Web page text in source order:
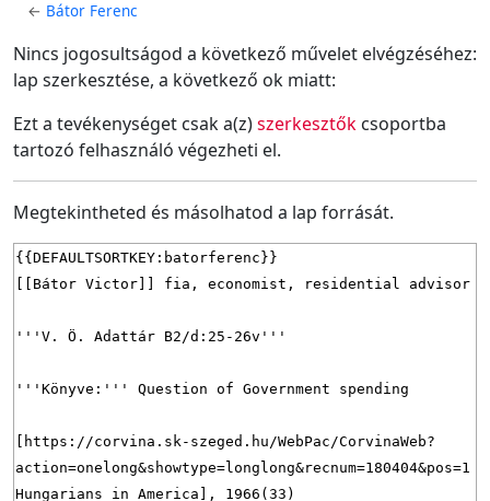
← Bátor Ferenc
Nincs jogosultságod a következő művelet elvégzéséhez:
lap szerkesztése, a következő ok miatt:
Ezt a tevékenységet csak a(z)szerkesztők csoportba
tartozó felhasználó végezheti el.
Megtekintheted és másolhatod a lap forrását.